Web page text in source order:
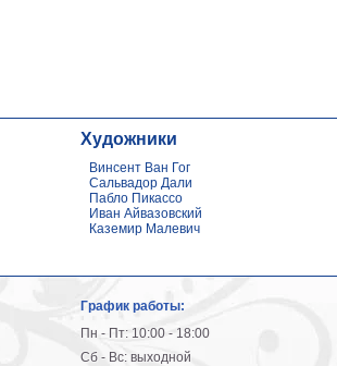
Художники
Винсент Ван Гог
Сальвадор Дали
Пабло Пикассо
Иван Айвазовский
Каземир Малевич
График работы:
Пн - Пт: 10:00 - 18:00
Сб - Вс: выходной